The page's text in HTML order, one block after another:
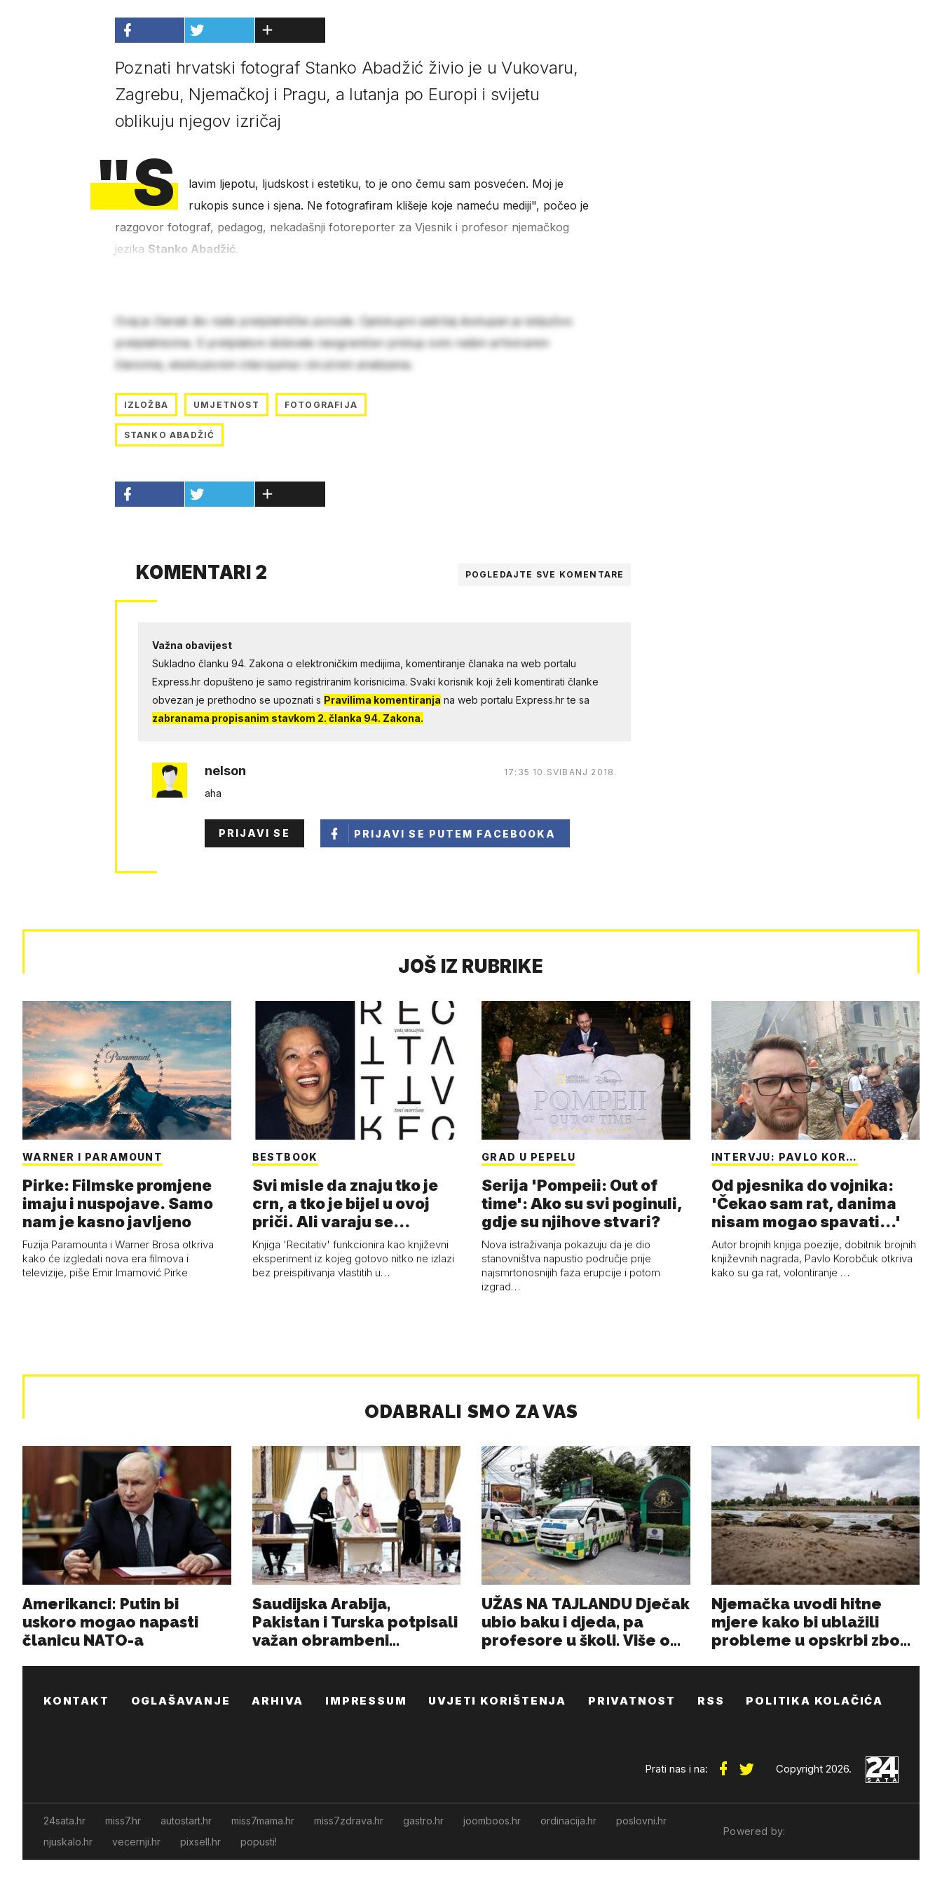
Poznati hrvatski fotograf Stanko Abadžić živio je u Vukovaru,
Zagrebu, Njemačkoj i Pragu, a lutanja po Europi i svijetu
oblikuju njegov izričaj
"S
lavim ljepotu, ljudskost i estetiku, to je ono čemu sam posvećen. Moj je
rukopis sunce i sjena. Ne fotografiram klišeje koje nameću mediji", počeo je
razgovor fotograf, pedagog, nekadašnji fotoreporter za Vjesnik i profesor njemačkog
jezika Stanko Abadžić.
Ovaj je članak dio naše pretplatničke ponude. Cjelokupni sadržaj dostupan je isključivo
pretplatnicima. S pretplatom dobivate neograničen pristup svim našim arhiviranim
člancima, ekskluzivnim intervjuima i stručnim analizama.
IZLOŽBA UMJETNOST FOTOGRAFIJA
STANKO ABADŽIĆ
KOMENTARI 2 POGLEDAJTE SVE KOMENTARE
Važna obavijest
Sukladno članku 94. Zakona o elektroničkim medijima, komentiranje članaka na web portalu
Express.hr dopušteno je samo registriranim korisnicima. Svaki korisnik koji želi komentirati članke
obvezan je prethodno se upoznati s Pravilima komentiranja na web portalu Express.hr te sa
zabranama propisanim stavkom 2. članka 94. Zakona.
nelson 17:35 10.SVIBANJ 2018.
aha
PRIJAVI SE PRIJAVI SE PUTEM FACEBOOKA
JOŠ IZ RUBRIKE
WARNER I PARAMOUNT
Pirke: Filmske promjene
imaju i nuspojave. Samo
nam je kasno javljeno
Fuzija Paramounta i Warner Brosa otkriva
kako će izgledati nova era filmova i
televizije, piše Emir Imamović Pirke
BESTBOOK
Svi misle da znaju tko je
crn, a tko je bijel u ovoj
priči. Ali varaju se...
Knjiga 'Recitativ' funkcionira kao književni
eksperiment iz kojeg gotovo nitko ne izlazi
bez preispitivanja vlastitih u…
GRAD U PEPELU
Serija 'Pompeii: Out of
time': Ako su svi poginuli,
gdje su njihove stvari?
Nova istraživanja pokazuju da je dio
stanovništva napustio područje prije
najsmrtonosnijih faza erupcije i potom
izgrad…
INTERVJU: PAVLO KOR…
Od pjesnika do vojnika:
'Čekao sam rat, danima
nisam mogao spavati...'
Autor brojnih knjiga poezije, dobitnik brojnih
književnih nagrada, Pavlo Korobčuk otkriva
kako su ga rat, volontiranje …
KONTAKT OGLAŠAVANJE ARHIVA IMPRESSUM UVJETI KORIŠTENJA PRIVATNOST RSS POLITIKA KOLAČIĆA
Prati nas i na: Copyright 2026.
24sata.hr miss7.hr autostart.hr miss7mama.hr miss7zdrava.hr gastro.hr joomboos.hr ordinacija.hr
poslovni.hr
njuskalo.hr
vecernji.hr pixsell.hr popusti!
Powered by: